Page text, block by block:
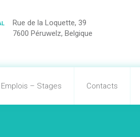
Rue de la Loquette, 39
7600 Péruwelz, Belgique
Emplois – Stages Contacts